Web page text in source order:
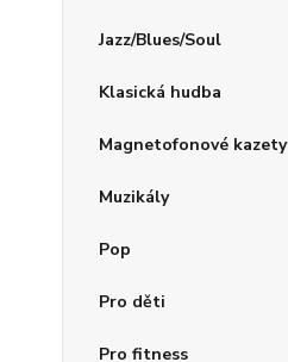
Jazz/Blues/Soul
Klasická hudba
Magnetofonové kazety
Muzikály
Pop
Pro děti
Pro fitness